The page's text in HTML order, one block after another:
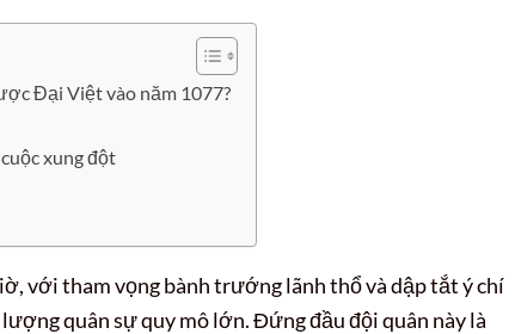
Đại Việt vào năm 1077?
xung đột
với tham vọng bành trướng lãnh thổ và dập tắt ý chí
quân sự quy mô lớn. Đứng đầu đội quân này là